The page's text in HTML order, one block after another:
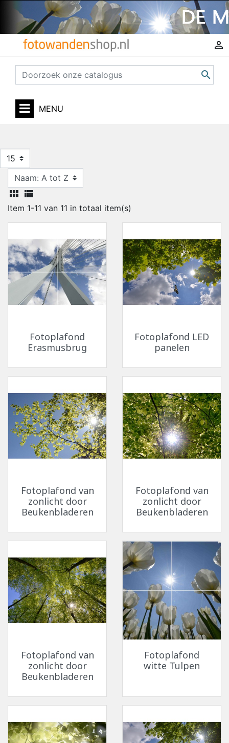


MENU
15
 
Item 1-11 van 11 in totaal item(s)
Fotoplafond
Erasmusbrug
Fotoplafond LED
panelen
Fotoplafond van
zonlicht door
Beukenbladeren
Fotoplafond van
zonlicht door
Beukenbladeren
Fotoplafond van
zonlicht door
Beukenbladeren
Fotoplafond
witte Tulpen